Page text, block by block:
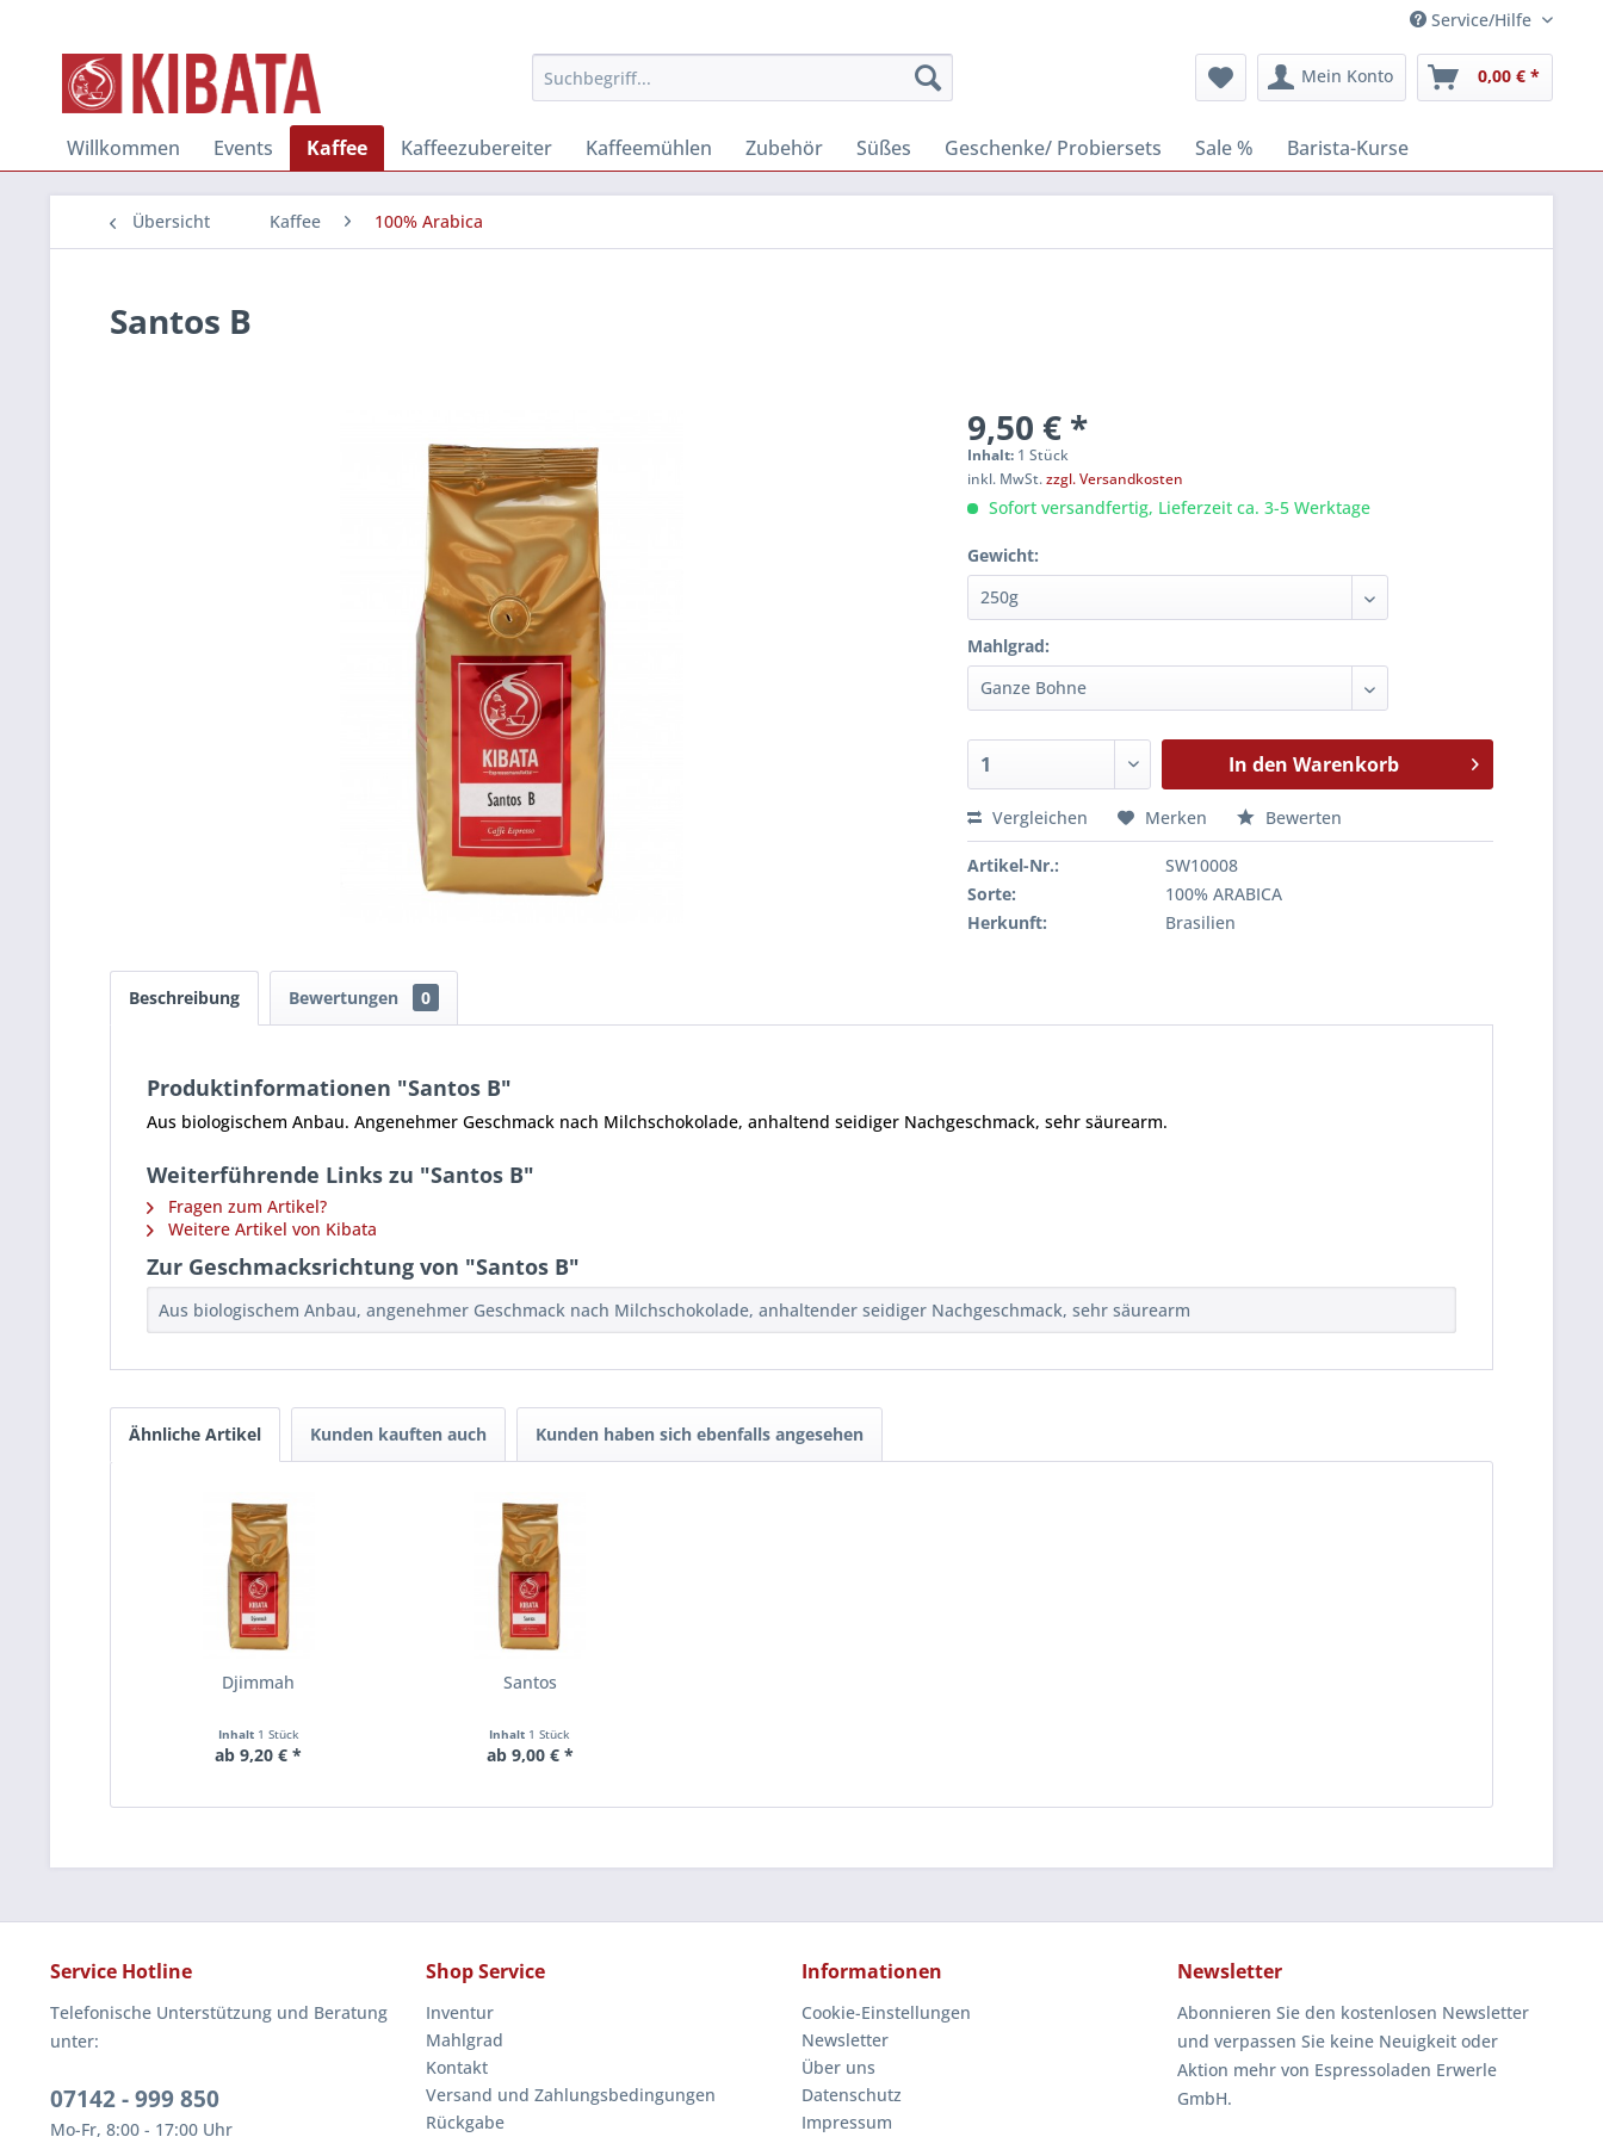
Service/Hilfe
Mein Konto 0,00 € *
Willkommen Events Kaffee Kaffeezubereiter Kaffeemühlen Zubehör Süßes Geschenke/ Probiersets Sale % Barista-Kurse
Übersicht Kaffee 100% Arabica
Santos B
9,50 € *
Inhalt: 1 Stück
inkl. MwSt.zzgl. Versandkosten
Sofort versandfertig, Lieferzeit ca. 3-5 Werktage
Gewicht:
Mahlgrad:
In den Warenkorb
Vergleichen Merken Bewerten
Artikel-Nr.:
SW10008
Sorte:
100% ARABICA
Herkunft:
Brasilien
Beschreibung Bewertungen 0
Produktinformationen "Santos B"
Aus biologischem Anbau. Angenehmer Geschmack nach Milchschokolade, anhaltend seidiger Nachgeschmack, sehr säurearm.
Weiterführende Links zu "Santos B"
Fragen zum Artikel?
Weitere Artikel von Kibata
Zur Geschmacksrichtung von "Santos B"
Aus biologischem Anbau, angenehmer Geschmack nach Milchschokolade, anhaltender seidiger Nachgeschmack, sehr säurearm
Ähnliche Artikel Kunden kauften auch Kunden haben sich ebenfalls angesehen
Djimmah
Inhalt 1 Stück
ab 9,20 € *
Santos
Inhalt 1 Stück
ab 9,00 € *
Service Hotline
Telefonische Unterstützung und Beratung
unter:
07142 - 999 850
Mo-Fr, 8:00 - 17:00 Uhr
Shop Service
Inventur
Mahlgrad
Kontakt
Versand und Zahlungsbedingungen
Rückgabe
Informationen
Cookie-Einstellungen
Newsletter
Über uns
Datenschutz
Impressum
Newsletter
Abonnieren Sie den kostenlosen Newsletter
und verpassen Sie keine Neuigkeit oder
Aktion mehr von Espressoladen Erwerle
GmbH.